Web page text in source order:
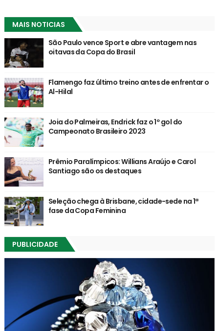
MAIS NOTICIAS
São Paulo vence Sport e abre vantagem nas
oitavas da Copa do Brasil
Flamengo faz último treino antes de enfrentar o
Al-Hilal
Joia do Palmeiras, Endrick faz o 1º gol do
Campeonato Brasileiro 2023
Prêmio Paralímpicos: Willians Araújo e Carol
Santiago são os destaques
Seleção chega à Brisbane, cidade-sede na 1ª
fase da Copa Feminina
PUBLICIDADE